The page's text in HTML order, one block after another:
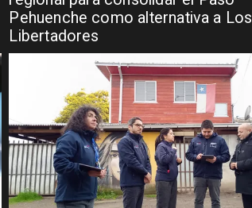
Pehuenche como alternativa a Los
Libertadores